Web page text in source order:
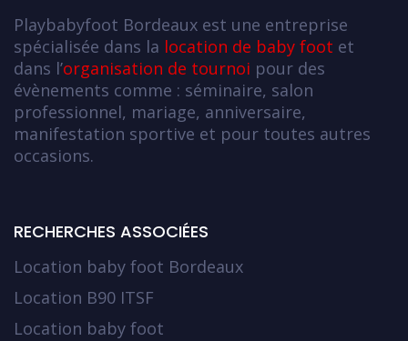
Playbabyfoot Bordeaux est une entreprise
spécialisée dans la location de baby foot et
dans l’organisation de tournoi pour des
évènements comme : séminaire, salon
professionnel, mariage, anniversaire,
manifestation sportive et pour toutes autres
occasions.
RECHERCHES ASSOCIÉES
Location baby foot Bordeaux
Location B90 ITSF
Location baby foot